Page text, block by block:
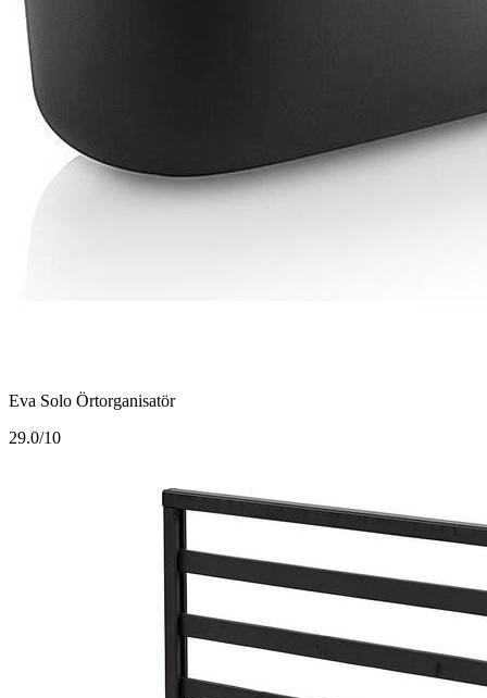
Eva Solo Örtorganisatör
29.0/10